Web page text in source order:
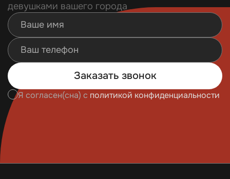
девушками вашего города
Заказать звонок
Я согласен(сна) с политикой конфиденциальности